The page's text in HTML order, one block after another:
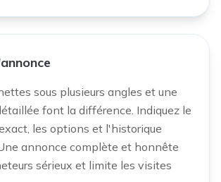
sous plusieurs angles et une
font la différence. Indiquez le
les options et l'historique
annonce complète et honnête
sérieux et limite les visites